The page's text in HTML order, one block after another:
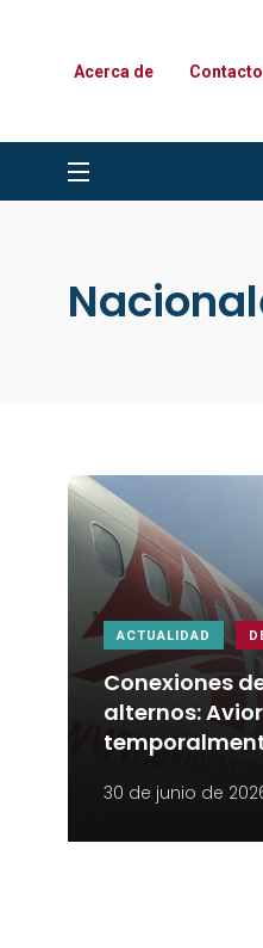
Acerca de Contacto
ACTUALIDAD
Conexiones
alternos:
30 de junio de